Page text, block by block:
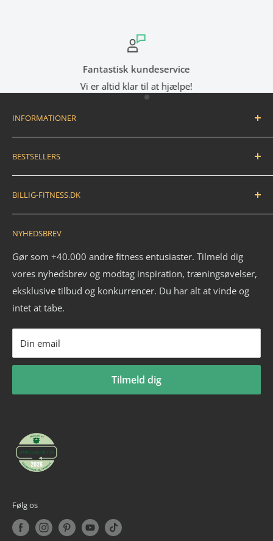
Fantastisk kundeservice
Vi er altid klar til at hjælpe!
NYHEDSBREV
Gør som +40.000 andre fitness entusiaster. Tilmeld dig
vores nyhedsbrev og modtag inspiration, træningsøvelser,
eksklusive tilbud og konkurrencer. Du har alt at vinde og
intet at tabe.
Din email
Tilmeld dig
INFORMATIONER
Handelsbetingelser
Fortryd dit køb / bestil returlabel
FAQ
EAN betaling
Anmeldelser
Kontakt
Om os
Ledige stillinger
Fitness blog
Blog om styrketræning
Privatlivspolitik
Refusionspolitik
BESTSELLERS
Træningsmåtte
Træningsbold
Træningselastik
Håndvægte
Pull up bar
Kettlebell
Aerobic vægtstang sæt
Vægtstang
Vægtskive
BILLIG-FITNESS.DK
N.K. Import APS
Savværksvej 3
6360 Tinglev
CVR: 33772580
_______________________
Mail: info@billig-fitness.dk
Følg os